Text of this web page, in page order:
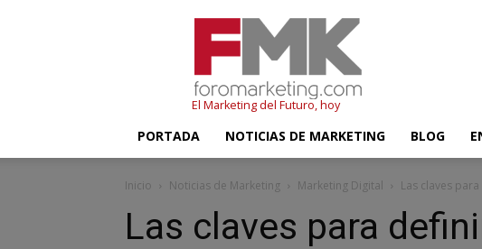
El Marketing del Futuro, hoy
PORTADA NOTICIAS DE MARKETING BLOG
Inicio Noticias de Marketing Marketing Digital Las claves
Las claves para